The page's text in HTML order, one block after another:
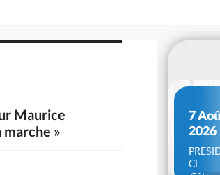
Maurice
marche »
7
2026
CI